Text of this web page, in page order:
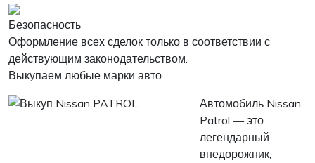
Безопасность
Оформление всех сделок только в соответствии с
действующим законодательством.
Выкупаем любые марки авто
Автомобиль Nissan
Patrol — это
легендарный
внедорожник,